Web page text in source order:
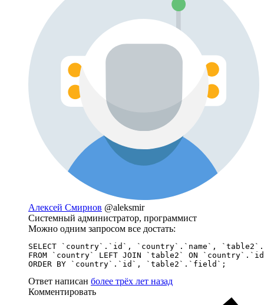
Алексей Смирнов @aleksmir
Системный администратор, программист
Можно одним запросом все достать:
SELECT `country`.`id`, `country`.`name`,
FROM `country` LEFT JOIN `table2` ON
ORDER BY `country`.`id`, `table2`.`field`;
Ответ написан более трёх лет назад
Комментировать